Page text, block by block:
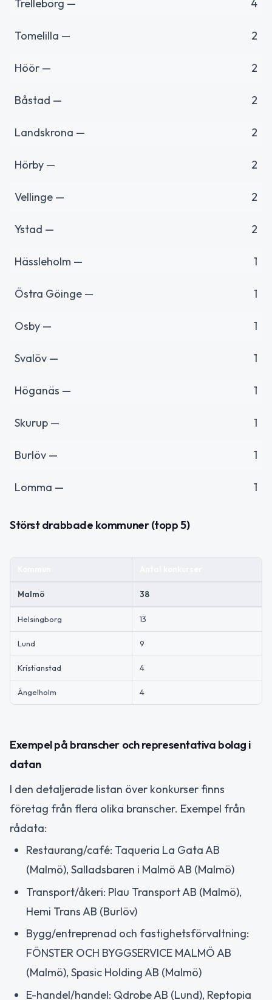
Trelleborg — 4
Tomelilla — 2
Höör — 2
Båstad — 2
Landskrona — 2
Hörby — 2
Vellinge — 2
Ystad — 2
Hässleholm — 1
Östra Göinge — 1
Osby — 1
Svalöv — 1
Höganäs — 1
Skurup — 1
Burlöv — 1
Lomma — 1
Störst drabbade kommuner (topp 5)
Malmö 38
Helsingborg 13
Lund 9
Kristianstad 4
Ängelholm 4
Exempel på branscher och representativa bolag i
datan
I den detaljerade listan över konkurser finns
företag från flera olika branscher. Exempel från
rådata:
Restaurang/café: Taqueria La Gata AB
(Malmö), Salladsbaren i Malmö AB (Malmö)
Transport/åkeri: Plau Transport AB (Malmö),
Hemi Trans AB (Burlöv)
Bygg/entreprenad och fastighetsförvaltning:
FÖNSTER OCH BYGGSERVICE MALMÖ AB
(Malmö), Spasic Holding AB (Malmö)
E-handel/handel: Qdrobe AB (Lund), Reptopia